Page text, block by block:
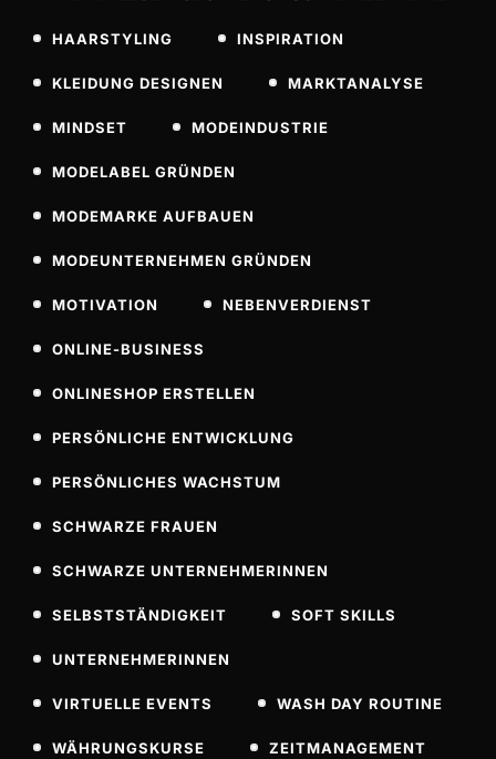
HAARSTYLING INSPIRATION
KLEIDUNG DESIGNEN MARKTANALYSE
MINDSET MODEINDUSTRIE
MODELABEL GRÜNDEN
MODEMARKE AUFBAUEN
MODEUNTERNEHMEN GRÜNDEN
MOTIVATION NEBENVERDIENST
ONLINE-BUSINESS
ONLINESHOP ERSTELLEN
PERSÖNLICHE ENTWICKLUNG
PERSÖNLICHES WACHSTUM
SCHWARZE FRAUEN
SCHWARZE UNTERNEHMERINNEN
SELBSTSTÄNDIGKEIT SOFT SKILLS
UNTERNEHMERINNEN
VIRTUELLE EVENTS WASH DAY ROUTINE
WÄHRUNGSKURSE ZEITMANAGEMENT